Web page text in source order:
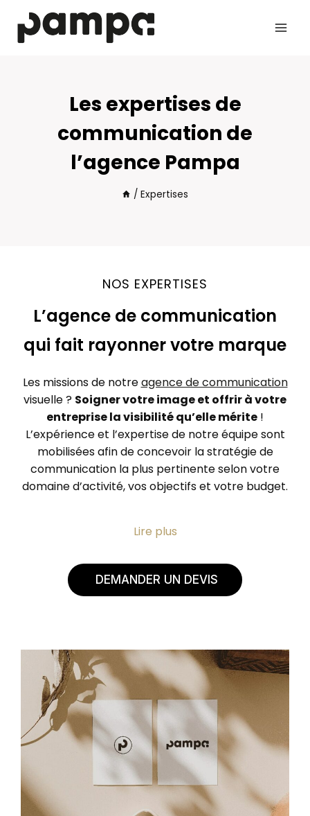
contenu
Les expertises de
communication de
l’agence Pampa
/ Expertises
NOS EXPERTISES
L’agence de communication
qui fait rayonner votre marque
Les missions de notreagence de communication
visuelle ? Soigner votre image et offrir à votre
entreprise la visibilité qu’elle mérite !
L’expérience et l’expertise de notre équipe sont
mobilisées afin de concevoir la stratégie de
communication la plus pertinente selon votre
domaine d’activité, vos objectifs et votre budget.
Chez Pampa, nous ne travaillons pas votre
visibilité sur internet ou votre présence sur les
réseaux, nous intervenons en amont, sur
l’élaboration de la stratégie de communication
idéale et la définition de votre identité de
expérience, voici les valeurs qui régissent notre
façon de travailler et font de notre agence un
allié de taille pour les entreprises qui souhaitent
sublimer leur image. Que vous souhaitiez créer
votre marque, renforcer l’image de votre
entreprise ou booster votre communication,
Pampa se charge du bon déroulement de votre
projet ! Découvrez nos différentes prestations !
Lire plus
DEMANDER UN DEVIS